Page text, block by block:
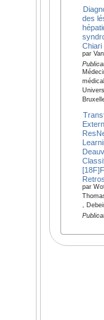
des
Chiari
par
par
,